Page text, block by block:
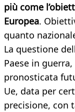
più come
Europea.
quanto
La questione
Paese in
pronosticata
Ue, data per
precisione, con